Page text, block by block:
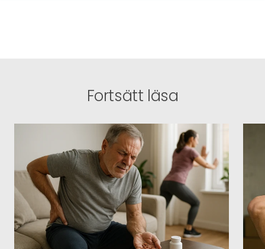
Fortsätt läsa